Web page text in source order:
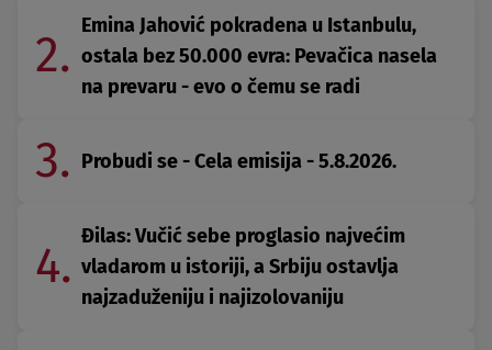
2.
Emina Jahović pokradena u Istanbulu,
ostala bez 50.000 evra: Pevačica nasela
na prevaru - evo o čemu se radi
3. Probudi se - Cela emisija - 5.8.2026.
4.
Đilas: Vučić sebe proglasio najvećim
vladarom u istoriji, a Srbiju ostavlja
najzaduženiju i najizolovaniju